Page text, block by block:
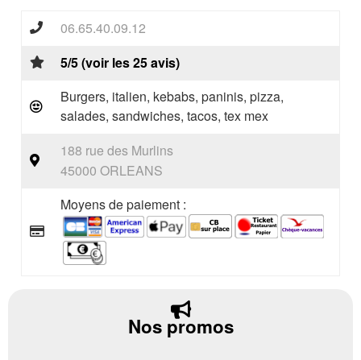
06.65.40.09.12
5/5 (voir les 25 avis)
Burgers, italien, kebabs, paninis, pizza,
salades, sandwiches, tacos, tex mex
188 rue des Murlins
45000 ORLEANS
Moyens de paiement :
Nos promos